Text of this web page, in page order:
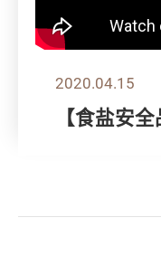
2020.04.15
【食盐安